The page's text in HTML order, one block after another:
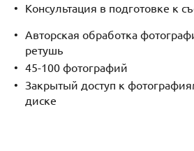
Консультация в подготовке к
Авторская обработка
ретушь
45-100 фотографий
Закрытый доступ к
диске